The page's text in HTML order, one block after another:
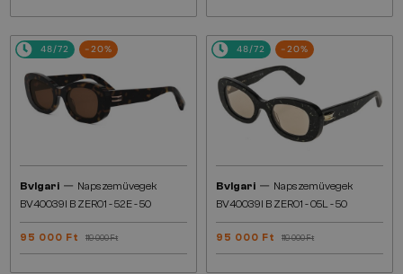
48/72 -20%
Bvlgari — Napszemüvegek
BV40039I B ZERO1 - 52E - 50
95 000 Ft 119 000 Ft
48/72 -20%
Bvlgari — Napszemüvegek
BV40039I B ZERO1 - 05L - 50
95 000 Ft 119 000 Ft